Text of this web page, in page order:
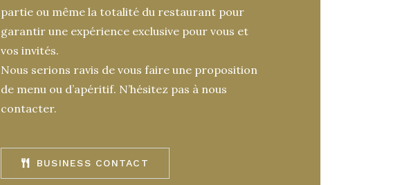
partie ou même la totalité du restaurant pour
garantir une expérience exclusive pour vous et
vos invités.
Nous serions ravis de vous faire une proposition
de menu ou d’apéritif. N’hésitez pas à nous
contacter.
BUSINESS CONTACT